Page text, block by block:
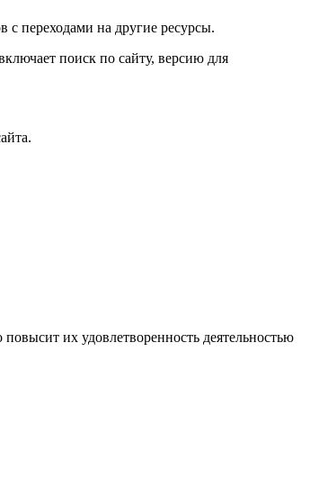
переходами на другие ресурсы.
поиск по сайту, версию для
их удовлетворенность деятельностью